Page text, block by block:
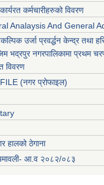
कर्मचारीहरुको विवरण
Analaysis And General
उर्जा प्रवर्द्धन केन्द्र तथा
भद्रपुर नगरपालिकामा प्रथम
विवरण
(नगर प्रोफाइल)
हालको ठेगाना
आ.व २०८२/०८३